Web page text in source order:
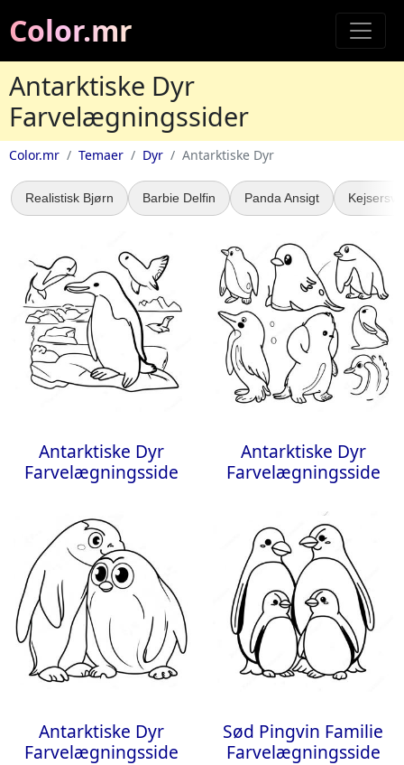
Color.mr
Antarktiske Dyr
Farvelægningssider
Color.mr Temaer Dyr Antarktiske Dyr
Realistisk Bjørn Barbie Delfin Panda Ansigt
Antarktiske Dyr
Farvelægningsside
Antarktiske Dyr
Farvelægningsside
Antarktiske Dyr
Farvelægningsside
Sød Pingvin Familie
Farvelægningsside